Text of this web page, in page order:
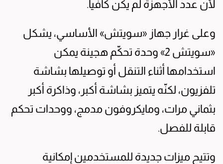
لأنّ عدد الأجهزة لم يكن كافيا.
وعلى غرار جهاز «سويتش» الأساسي، يشكل
«سويتش 2» وحدة تحكّم هجينة يمكن
استخدامها أثناء التنقل أو توصيلها بشاشة
تلفزيون، لكنّه يتميز بشاشة أكبر، وذاكرة أكبر
بثماني مرات، ومايكروفون مدمج، ووحدات تحكم
قابلة للفصل.
وتتيح ميزات جديدة للمستخدمين إمكانية